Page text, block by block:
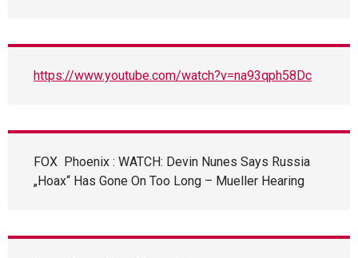
https://www.youtube.com/watch?v=na93qph58Dc
FOX Phoenix : WATCH: Devin Nunes Says Russia
„Hoax“ Has Gone On Too Long – Mueller Hearing